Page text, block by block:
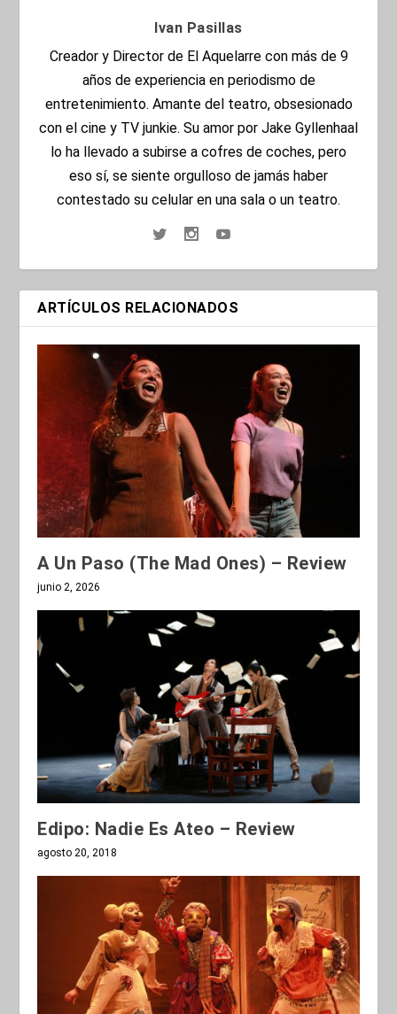
Ivan Pasillas
Creador y Director de El Aquelarre con más de 9
años de experiencia en periodismo de
entretenimiento. Amante del teatro, obsesionado
con el cine y TV junkie. Su amor por Jake Gyllenhaal
lo ha llevado a subirse a cofres de coches, pero
eso sí, se siente orgulloso de jamás haber
contestado su celular en una sala o un teatro.
ARTÍCULOS RELACIONADOS
A Un Paso (The Mad Ones) – Review
junio 2, 2026
Edipo: Nadie Es Ateo – Review
agosto 20, 2018